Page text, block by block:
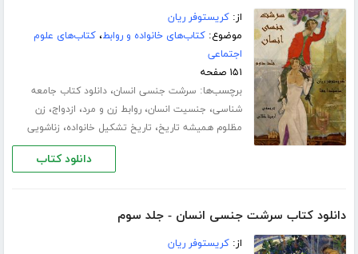
از:کریستوفر ریان
موضوع:کتاب‌های خانواده و روابط،کتاب‌های علوم
اجتماعی
۱۵۱ صفحه
برچسب‌ها: سرشت جنسی انسان،دانلود کتاب جامعه
شناسی، جنسیت انسان،روابط زن و مرد، ازدواج، زن
مظلوم همیشه تاریخ، تاریخ تشکیل خانواده، زناشویی
دانلود کتاب
دانلود کتاب سرشت جنسی انسان - جلد سوم
از:کریستوفر ریان